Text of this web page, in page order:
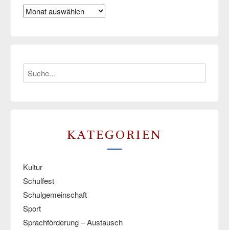
Archiv
KATEGORIEN
Kultur
Schulfest
Schulgemeinschaft
Sport
Sprachförderung – Austausch